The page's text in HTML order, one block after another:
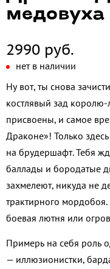
медовуха
2990 руб.
нет в наличии
Ну вот, ты снова
костлявый зад
присвоены, и самое
Драконе»! Только
на брудершафт. Тебя
баллады и бородатые
захмелеют, никуда не
трактирного
боевая лютня или
Примерь на себя роль
— иллюзионистки,